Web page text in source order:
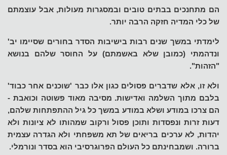
הם מתחנכים בבתים טובים ובמסגרות מעולות, אבל עוצמתם
של כלי המדיה חזקה הרבה יותר.
לימדתי במשך שנים רבות בישיבות הסדר בחורים שסיימו יב'
ונדהמתי (כמובן שלא באשמתם) על החוסר שלהם בנושא
"הזהות".
ולא זו, אלא שדברים פסולים כגון אלו כבר 'שוכנים אחר כבוד'
בלבם מתוך השלמה ואדישות. מסיבה מאוד פשוטה וכואבת -
הם צרכו במודע ושלא במודע במשך כל גיל ההתפתחות שלהם,
דעות זרות ונפסדות ותוכן פסול ורקוב שמהותו לא ציונות ולא
יהדות, לא ערכים בריאים של תא משפחתי ולא הגדרה עצמית
ברורה. ושמבחינתם כל העולם הפרוגרסיבי הוא בסדר ונורמלי.